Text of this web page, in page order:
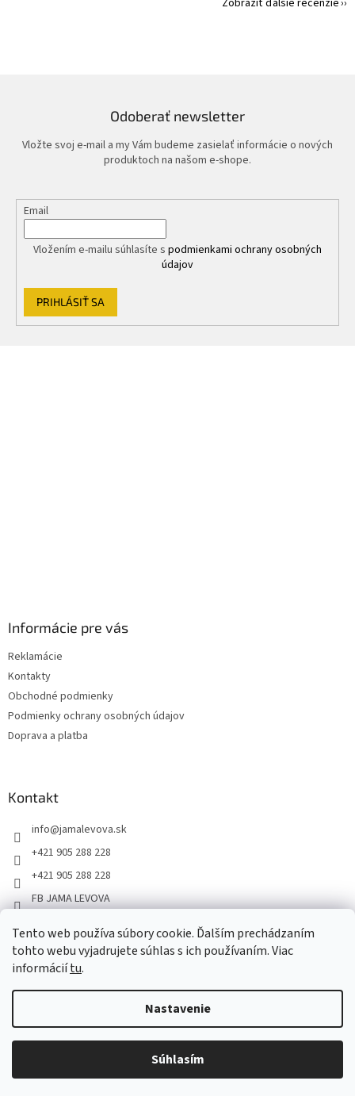
Tento web používa súbory cookie. Ďalším prechádzaním
tohto webu vyjadrujete súhlas s ich používaním. Viac
informáciítu.
Nastavenie
Súhlasím
Vážení zákazníci, z dôvodu dovoleniek môže v tomto období
dochádzať ku predĺženiu dodacích lehôt. Od 30.7. do 10.8. bude
pozastavený aj osobný odber na našom výdajnom mieste. Ďakujeme
Zobraziť ďalšie recenzie
Odoberať newsletter
Vložte svoj e-mail a my Vám budeme zasielať informácie o nových
produktoch na našom e-shope.
Email
Vložením e-mailu súhlasíte s podmienkami ochrany osobných
údajov
PRIHLÁSIŤ SA
Informácie pre vás
Reklamácie
Kontakty
Obchodné podmienky
Podmienky ochrany osobných údajov
Doprava a platba
Kontakt
info@jamalevova.sk
+421 905 288 228
+421 905 288 228
FB JAMA LEVOVA
JamaLevova
+421905288228
JAMA LEVOVA. Všetky práva vyhradené.